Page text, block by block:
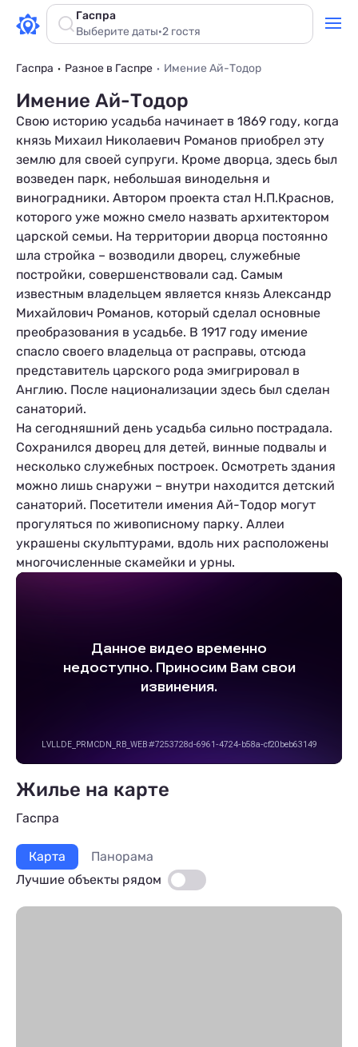
Гаспра
Выберите даты·2 гостя
Гаспра Разное в Гаспре Имение Ай-Тодор
Имение Ай-Тодор
Свою историю усадьба начинает в 1869 году, когда
князь Михаил Николаевич Романов приобрел эту
землю для своей супруги. Кроме дворца, здесь был
возведен парк, небольшая винодельня и
виноградники. Автором проекта стал Н.П.Краснов,
которого уже можно смело назвать архитектором
царской семьи. На территории дворца постоянно
шла стройка – возводили дворец, служебные
постройки, совершенствовали сад. Самым
известным владельцем является князь Александр
Михайлович Романов, который сделал основные
преобразования в усадьбе. В 1917 году имение
спасло своего владельца от расправы, отсюда
представитель царского рода эмигрировал в
Англию. После национализации здесь был сделан
санаторий.
На сегодняшний день усадьба сильно пострадала.
Сохранился дворец для детей, винные подвалы и
несколько служебных построек. Осмотреть здания
можно лишь снаружи – внутри находится детский
санаторий. Посетители имения Ай-Тодор могут
прогуляться по живописному парку. Аллеи
украшены скульптурами, вдоль них расположены
многочисленные скамейки и урны.
Жилье на карте
Гаспра
Карта
Панорама
Лучшие объекты рядом